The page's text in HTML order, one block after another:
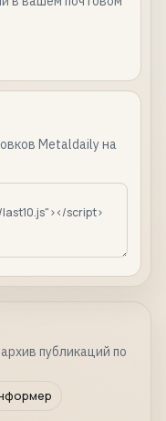
Metaldaily на
публикаций по